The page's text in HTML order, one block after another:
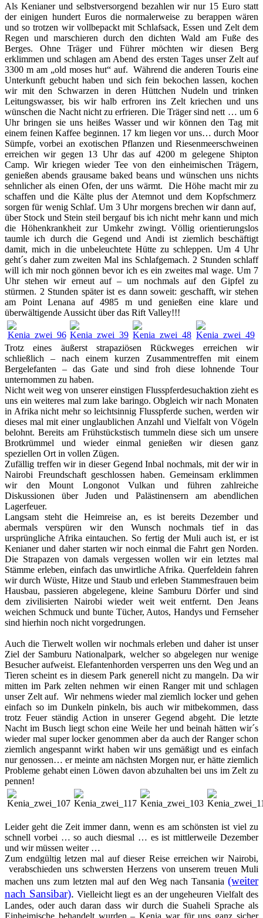
Als Kenianer und selbstversorgend bezahlen wir nur 15 Euro statt
der einigen hundert Euros die normalerweise zu berappen wären
und so trotzen wir vollbepackt mit Schlafsack, Essen und Zelt dem
Regen und marschieren durch den dichten Wald am Fuße des
Berges. Ohne Träger und Führer möchten wir diesen Berg
erklimmen und schlagen am Abend des ersten Tages unser Zelt auf
3300 m am „old moses hut“ auf. Während die anderen Touris eine
Unterkunft gebucht haben und sich fein bekochen lassen, kochen
wir mit den Schwarzen in deren Hüttchen Nudeln und trinken
Leitungswasser, bis wir halb erfroren ins Zelt kriechen und uns
wünschen die Nacht nicht zu erfrieren. Die Träger sind nett … um 6
Uhr bringen sie uns heißes Wasser und wir können den Tag mit
einem feinen Kaffee beginnen. 17 km liegen vor uns… durch Moor
Sümpfe, vorbei an exotischen Pflanzen und Riesenmeerschweinen
erreichen wir gegen 13 Uhr das auf 4200 m gelegene Shipton
Camp. Wir kriegen wieder Tee von den einheimischen Trägern,
genießen abends grausame baked beans und wünschen uns nichts
sehnlicher als einen Ofen, der uns wärmt. Die Höhe macht mir zu
schaffen und die Kälte plus der Atemnot und dem Kopfschmerz
sorgen für wenig Schlaf. Um 3 Uhr morgens brechen wir dann auf,
über Stock und Stein steil bergauf bis ich nicht mehr kann und mich
die Höhenkrankheit zur Umkehr zwingt. Völlig orientierungslos
taumle ich durch die Gegend und Andi ist ziemlich beschäftigt
damit, mich in die unbeleuchtete Hütte zu schleppen. Um 4 Uhr
geht´s daher zum zweiten Mal ins Schlafgemach. 2 Stunden schlaff
will ich mir noch gönnen bevor ich es ein zweites mal wage. Um 7
Uhr stehen wir erneut auf – um nochmals auf den Gipfel zu
stürmen. 2 Stunden später ist es dann soweit: geschafft, wir stehen
am Point Lenana auf 4985 m und genießen eine klare und
überwältigende Aussicht über das Rift Valley!!!
Trotz eines äußerst strapaziösen Rückweges erreichen wir
schließlich – nach einem kurzen Zusammentreffen mit einem
Bergelefanten – das Gate und sind froh diese lohnende Tour
unternommen zu haben.
Nicht weit weg von unserer einstigen Flusspferdesuchaktion zieht es
uns ein weiteres mal zum lake baringo. Obgleich wir nach Monaten
in Afrika nicht mehr so leichtsinnig Flusspferde suchen, werden wir
dieses mal mit einer unglaublichen Anzahl und Vielfalt von Vögeln
belohnt. Bereits am Frühstückstisch tummeln diese sich um unsere
Brotkrümmel und wieder einmal genießen wir diesen ganz
speziellen Ort in vollen Zügen.
Zufällig treffen wir in dieser Gegend Inbal nochmals, mit der wir in
Nairobi Freundschaft geschlossen haben. Gemeinsam erklimmen
wir den Mount Longonot Vulkan und führen zahlreiche
Diskussionen über Juden und Palästinensern am abendlichen
Lagerfeuer.
Langsam steht die Heimreise an, es ist bereits Dezember und
abermals verspüren wir den Wunsch nochmals tief in das
ursprüngliche Afrika eintauchen. So fertig der Muli auch ist, er ist
Kenianer und daher starten wir noch einmal die Fahrt gen Norden.
Die Strapazen von damals vergessen wollen wir ein letztes mal
Stämme erleben, einfach das unwirtliche Afrika. Querfeldein fahren
wir durch Wüste, Hitze und Staub und erleben Stammesfrauen beim
Hausbau, passieren abgelegene, kleine Samburu Dörfer und sind
dem zivilisierten Nairobi wieder weit weit entfernt. Den Jeans
weichen Schmuck und bunte Tücher, Autos, Handys und Fernseher
sind hierhin noch nicht vorgedrungen.
Auch die Tierwelt wollen wir nochmals erleben und daher ist unser
Ziel der Samburu Nationalpark, welcher so abgelegen nur wenige
Besucher aufweist. Elefantenhorden versperren uns den Weg und an
Tieren scheint es in diesem Park generell nicht zu mangeln. Da wir
mitten im Park zelten nehmen wir einen Ranger mit und schlagen
unser Zelt auf. Wir nehmens wieder mal ziemlich locker und gehen
einfach so im Dunkeln pinkeln, bis auch wir mitbekommen, dass
trotz Feuer ständig Action in unserer Gegend abgeht. Die letzte
Nacht im Busch liegt schon eine Weile her und beinah hätten wir´s
wieder mal super locker genommen aber da auch der Ranger schon
ziemlich angespannt wirkt haben wir uns gemäßigt und es einfach
nur genossen… er meinte am nächsten Morgen nur, er hätte ziemlich
Probleme gehabt einen Löwen davon abzuhalten bei uns im Zelt zu
pennen!
Leider geht die Zeit immer dann, wenn es am schönsten ist viel zu
schnell vorbei … so auch diesmal … es ist mittlerweile Dezember
und wir müssen weiter …
Zum endgültig letzen mal auf dieser Reise erreichen wir Nairobi,
verabschieden uns schwersten Herzens von unserem treuen Muli
machen uns zum letzten mal auf den Weg nach Tansania (weiter
nach Sansibar). Vielleicht liegt es an der ungeheuren Vielfalt des
Landes, oder auch daran dass wir durch die Suaheli Sprache als
Einheimische behandelt wurden – Kenia war für uns ganz sicher